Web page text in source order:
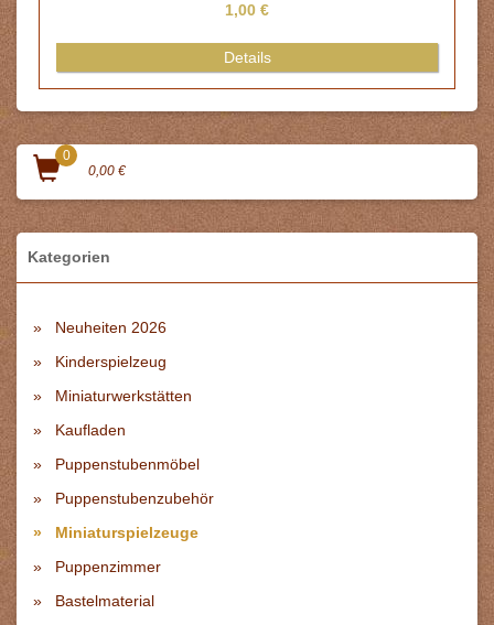
1,00 €
Details
0
0,00 €
Kategorien
Neuheiten 2026
Kinderspielzeug
Miniaturwerkstätten
Kaufladen
Puppenstubenmöbel
Puppenstubenzubehör
Miniaturspielzeuge
Puppenzimmer
Bastelmaterial